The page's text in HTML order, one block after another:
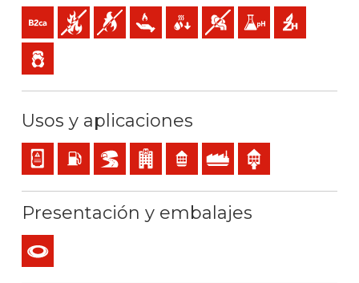
B2ca-s1a,d1,a1 (reacción al fuego)
No propagador de incendio
No propagador de la llama
Baja emisión de calor
Reducida caída de gotas inflamables
Baja emisión y opacidad de
Baja acidez y
Libre de
Baja emisión de gases tóxicos
Usos y aplicaciones
Cableado interno de cuadros o equipos
Locales con riesgo de incendio o explosión
BD2, BD3, BD4 (túneles, rascacielos…)
Locales de pública concurrencia
ResidencialUso industrialUso interior
Presentación y embalajes